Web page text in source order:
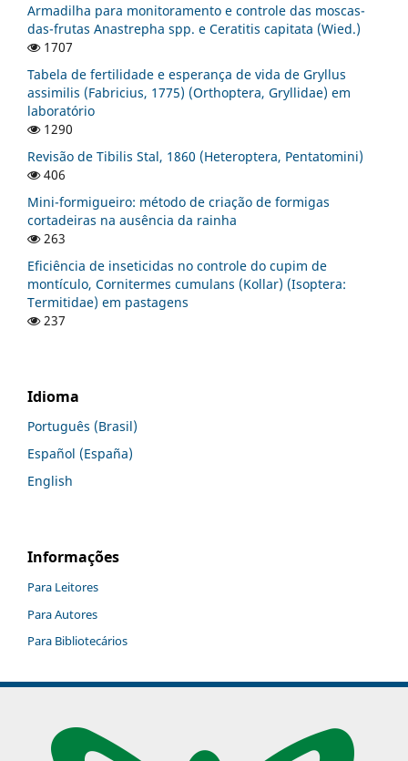
Armadilha para monitoramento e controle das moscas-
das-frutas Anastrepha spp. e Ceratitis capitata (Wied.)
1707
Tabela de fertilidade e esperança de vida de Gryllus
assimilis (Fabricius, 1775) (Orthoptera, Gryllidae) em
laboratório
1290
Revisão de Tibilis Stal, 1860 (Heteroptera, Pentatomini)
406
Mini-formigueiro: método de criação de formigas
cortadeiras na ausência da rainha
263
Eficiência de inseticidas no controle do cupim de
montículo, Cornitermes cumulans (Kollar) (Isoptera:
Termitidae) em pastagens
237
Idioma
Português (Brasil)
Español (España)
English
Informações
Para Leitores
Para Autores
Para Bibliotecários